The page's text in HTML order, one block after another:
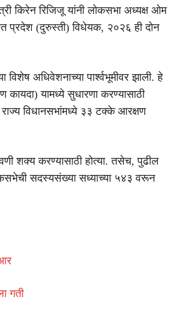
किरेन रिजिजू यांनी लोकसभा अध्यक्ष ओम
प्रदेश (दुरुस्ती) विधेयक, २०२६ ही दोन
अधिवेशनाच्या पार्श्वभूमीवर झाली. हे
यामध्ये सुधारणा करण्यासाठी
विधानसभांमध्ये ३३ टक्के आरक्षण
शक्य करण्यासाठी होत्या. तसेच, पुढील
सदस्यसंख्या सध्याच्या ५४३ वरून
गती